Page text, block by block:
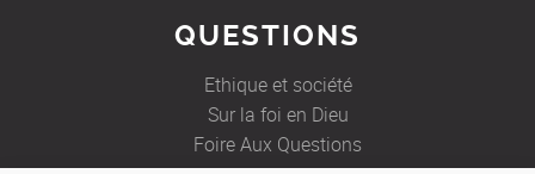
QUESTIONS
Ethique et société
Sur la foi en Dieu
Foire Aux Questions